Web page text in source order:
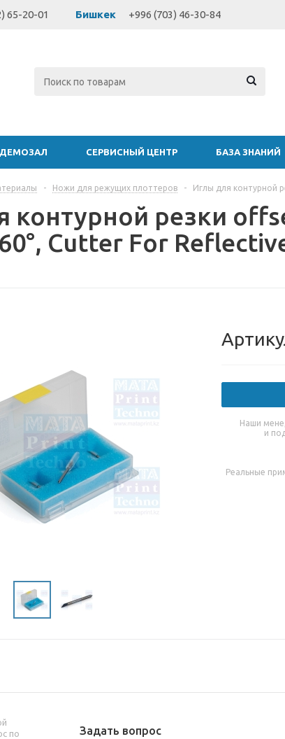
65-20-01 Бишкек +996 (703) 46-30-84
ДЕМОЗАЛ СЕРВИСНЫЙ ЦЕНТР БАЗА ЗНАНИЙ
- Ножи для режущих плоттеров - Иглы для контурной
контурной резки
Cutter For
Наши
и
Реальные
по
Задать вопрос